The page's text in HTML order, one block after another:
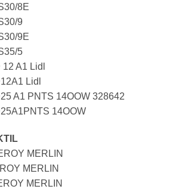
8E
9
9E
5
A1 Lidl
Lidl
A1 PNTS 14OOW 328642
14OOW
MERLIN
MERLIN
MERLIN